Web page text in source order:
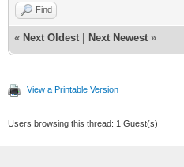
Find
« Next Oldest Next Newest »
View a Printable Version
Users browsing this thread: 1 Guest(s)